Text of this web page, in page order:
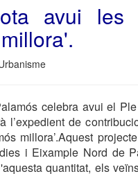
avui les
celebra avui el
l’expedient de
millora’.Aquest
i Eixample Nord de
quantitat, els